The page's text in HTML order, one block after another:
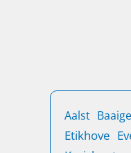
Aalst
Etikhove